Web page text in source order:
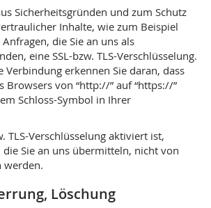
Sicherheitsgründen und zum Schutz
Inhalte, wie zum Beispiel
die Sie an uns als
eine SSL-bzw. TLS-Verschlüsselung.
Verbindung erkennen Sie daran, dass
Browsers von “http://” auf “https://”
Schloss-Symbol in Ihrer
TLS-Verschlüsselung aktiviert ist,
Sie an uns übermitteln, nicht von
werden.
Löschung